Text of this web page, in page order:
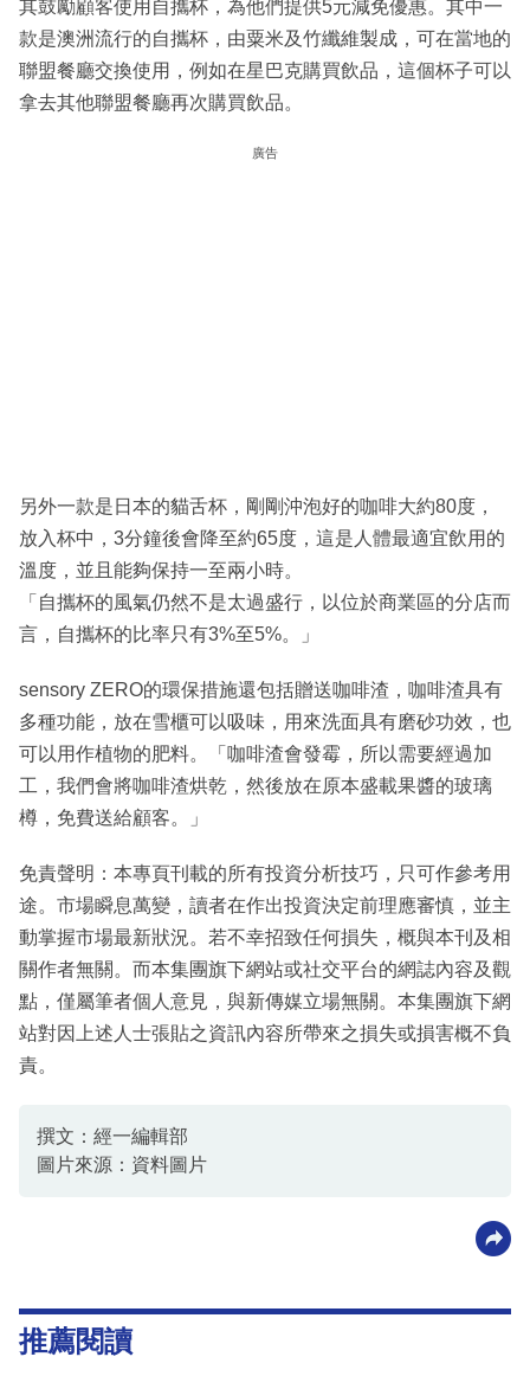
其鼓勵顧客使用自攜杯，為他們提供5元減免優惠。其中一
款是澳洲流行的自攜杯，由粟米及竹纖維製成，可在當地的
聯盟餐廳交換使用，例如在星巴克購買飲品，這個杯子可以
拿去其他聯盟餐廳再次購買飲品。
廣告
另外一款是日本的貓舌杯，剛剛沖泡好的咖啡大約80度，
放入杯中，3分鐘後會降至約65度，這是人體最適宜飲用的
溫度，並且能夠保持一至兩小時。
「自攜杯的風氣仍然不是太過盛行，以位於商業區的分店而
言，自攜杯的比率只有3%至5%。」
sensory ZERO的環保措施還包括贈送咖啡渣，咖啡渣具有
多種功能，放在雪櫃可以吸味，用來洗面具有磨砂功效，也
可以用作植物的肥料。「咖啡渣會發霉，所以需要經過加
工，我們會將咖啡渣烘乾，然後放在原本盛載果醬的玻璃
樽，免費送給顧客。」
免責聲明：本專頁刊載的所有投資分析技巧，只可作參考用
途。市場瞬息萬變，讀者在作出投資決定前理應審慎，並主
動掌握市場最新狀況。若不幸招致任何損失，概與本刊及相
關作者無關。而本集團旗下網站或社交平台的網誌內容及觀
點，僅屬筆者個人意見，與新傳媒立場無關。本集團旗下網
站對因上述人士張貼之資訊內容所帶來之損失或損害概不負
責。
撰文：經一編輯部
圖片來源：資料圖片
推薦閱讀